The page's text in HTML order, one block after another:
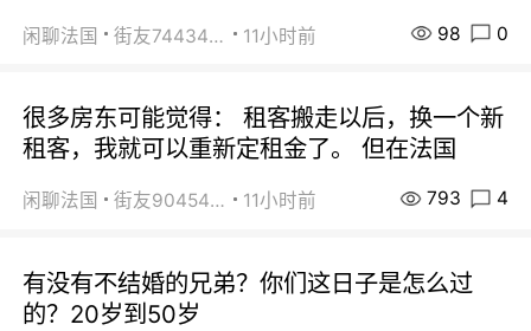
闲聊法国 街友74434350 11小时前 98 0
很多房东可能觉得： 租客搬走以后，换一个新
租客，我就可以重新定租金了。 但在法国
闲聊法国 街友90454511 11小时前 793 4
有没有不结婚的兄弟？你们这日子是怎么过
的？20岁到50岁